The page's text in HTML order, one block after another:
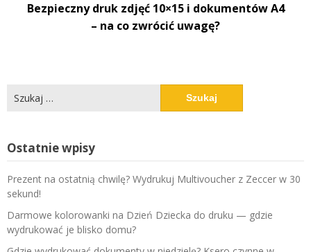
Bezpieczny druk zdjęć 10×15 i dokumentów A4
– na co zwrócić uwagę?
Szukaj:
Ostatnie wpisy
Prezent na ostatnią chwilę? Wydrukuj Multivoucher z Zeccer w 30
sekund!
Darmowe kolorowanki na Dzień Dziecka do druku — gdzie
wydrukować je blisko domu?